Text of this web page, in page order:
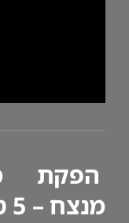
הפקת
מנצח – 5 טיפים